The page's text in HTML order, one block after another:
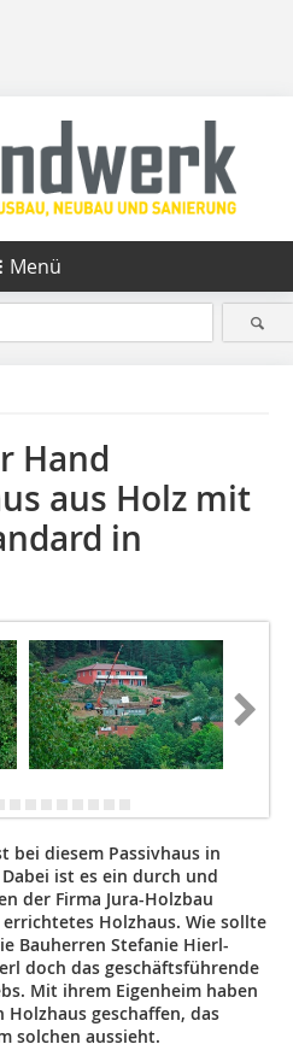
Menü
Hand
aus Holz mit
in
bei diesem Passivhaus in
ist es ein durch und
der Firma Jura-Holzbau
Holzhaus. Wie sollte
Bauherren Stefanie Hierl-
doch das geschäftsführende
Mit ihrem Eigenheim haben
Holzhaus geschaffen, das
solchen aussieht.